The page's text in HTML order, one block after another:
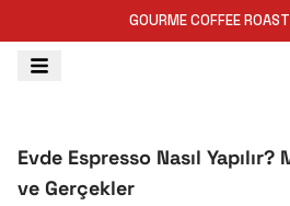
GOURME COFFEE
Evde Espresso Nasıl
ve Gerçekler